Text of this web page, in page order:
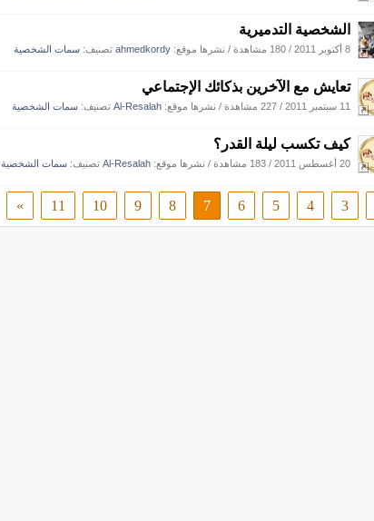
الشخصية التدميرية
8 أكتوبر 2011 / 180 مشاهدة / نشرها موقع: ahmedkordy تصنيف: سمات الشخصية
تعايش مع الآخرين بذكائك الإجتماعي
11 سبتمبر 2011 / 227 مشاهدة / نشرها موقع: Al-Resalah تصنيف: سمات الشخصية
كيف تكسب ليلة القدر؟
20 أغسطس 2011 / 183 مشاهدة / نشرها موقع: Al-Resalah تصنيف: سمات الشخصية
3
4
5
6
7
8
9
10
11
»